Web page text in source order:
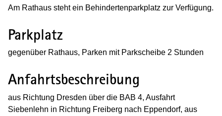
Am Rathaus steht ein Behindertenparkplatz zur Verfügung.
Parkplatz
gegenüber Rathaus, Parken mit Parkscheibe 2 Stunden
Anfahrtsbeschreibung
aus Richtung Dresden über die BAB 4, Ausfahrt
Siebenlehn in Richtung Freiberg nach Eppendorf, aus